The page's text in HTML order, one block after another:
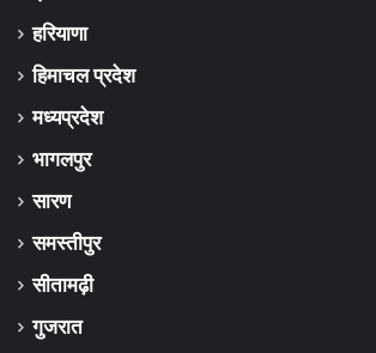
हरियाणा
हिमाचल प्रदेश
मध्यप्रदेश
भागलपुर
सारण
समस्तीपुर
सीतामढ़ी
गुजरात